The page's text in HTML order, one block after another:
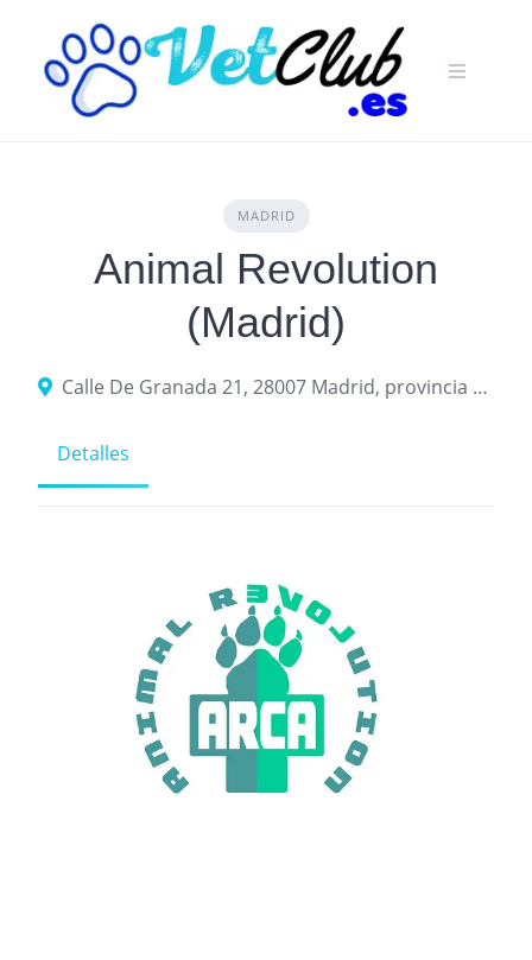
content
MADRID
Animal Revolution
(Madrid)
Calle De Granada 21, 28007 Madrid, provincia de Madrid, España
Detalles